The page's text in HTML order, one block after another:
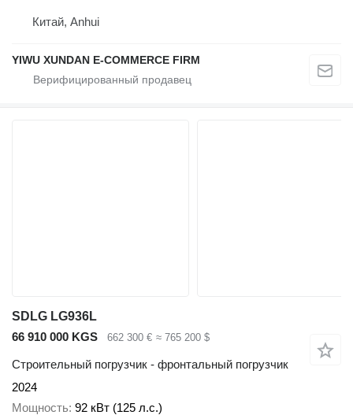
Китай, Anhui
YIWU XUNDAN E-COMMERCE FIRM
SDLG LG936L
66 910 000 KGS
662 300 € ≈ 765 200 $
Строительный погрузчик - фронтальный погрузчик
2024
Мощность 92 кВт (125 л.с.)